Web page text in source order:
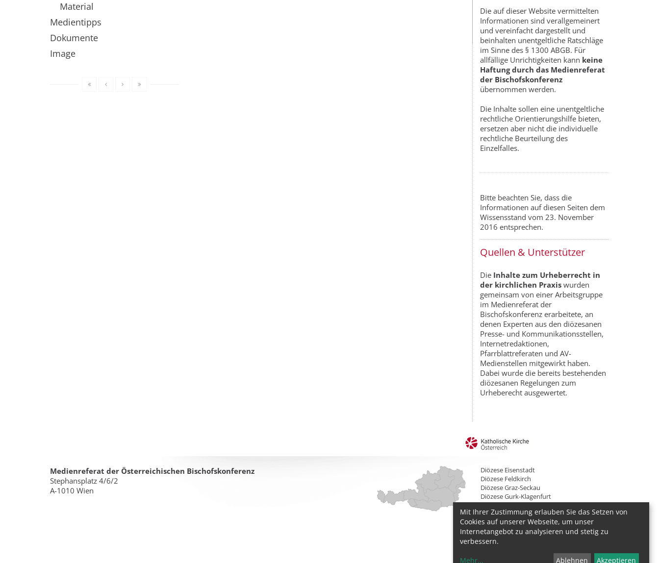
Die auf dieser Website vermittelten
Informationen sind verallgemeinert
und vereinfacht dargestellt und
beinhalten unentgeltliche Ratschläge
im Sinne des § 1300 ABGB. Für
allfällige Unrichtigkeiten kann keine
Haftung durch das Medienreferat
der Bischofskonferenz
übernommen werden.
Die Inhalte sollen eine unentgeltliche
rechtliche Orientierungshilfe bieten,
ersetzen aber nicht die individuelle
rechtliche Beurteilung des
Einzelfalles.
Bitte beachten Sie, dass die
Informationen auf diesen Seiten dem
Wissensstand vom 23. November
2016 entsprechen.
Quellen & Unterstützer
Die Inhalte zum Urheberrecht in
der kirchlichen Praxis wurden
gemeinsam von einer Arbeitsgruppe
im Medienreferat der
Bischofskonferenz erarbeitete, an
denen Experten aus den diözesanen
Presse- und Kommunikationsstellen,
Internetredaktionen,
Pfarrblattreferaten und AV-
Medienstellen mitgewirkt haben.
Dabei wurde die bereits bestehenden
diözesanen Regelungen zum
Urheberecht ausgewertet.
Material
Medientipps
Dokumente
Image
Medienreferat der Österreichischen Bischofskonferenz
Stephansplatz 4/6/2
A-1010 Wien
Diözese Eisenstadt
Diözese Feldkirch
Diözese Graz-Seckau
Diözese Gurk-Klagenfurt
Diözese Innsbruck
Diözese Linz
Diözese St. Pölten
Erzdiözese Salzburg
Erzdiözese Wien
Mit Ihrer Zustimmung erlauben Sie das Setzen von
Cookies auf unserer Webseite, um unser
Internetangebot zu analysieren und stetig zu
verbessern.
Mehr... Ablehnen Akzeptieren